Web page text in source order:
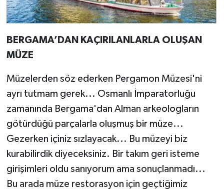
BERGAMA’DAN KAÇIRILANLARLA OLUŞAN
MÜZE
Müzelerden söz ederken Pergamon Müzesi'ni
ayrı tutmam gerek... Osmanlı İmparatorluğu
zamanında Bergama'dan Alman arkeologların
götürdüğü parçalarla oluşmuş bir müze...
Gezerken içiniz sızlayacak... Bu müzeyi biz
kurabilirdik diyeceksiniz. Bir takım geri isteme
girişimleri oldu sanıyorum ama sonuçlanmadı...
Bu arada müze restorasyon için geçtiğimiz